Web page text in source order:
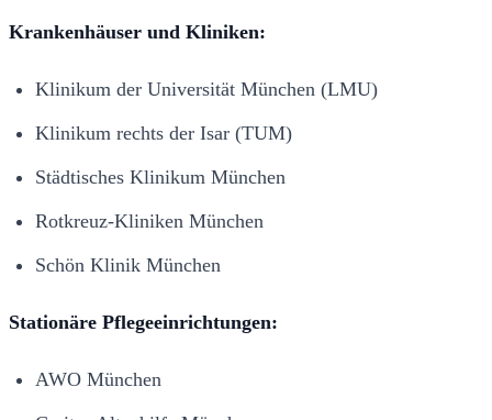
Krankenhäuser und Kliniken:
Klinikum der Universität München (LMU)
Klinikum rechts der Isar (TUM)
Städtisches Klinikum München
Rotkreuz-Kliniken München
Schön Klinik München
Stationäre Pflegeeinrichtungen:
AWO München